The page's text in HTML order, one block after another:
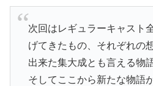
次回はレギュラーキャスト
げてきたもの、それぞれの
出来た集大成とも言える物
そしてここから新たな物語